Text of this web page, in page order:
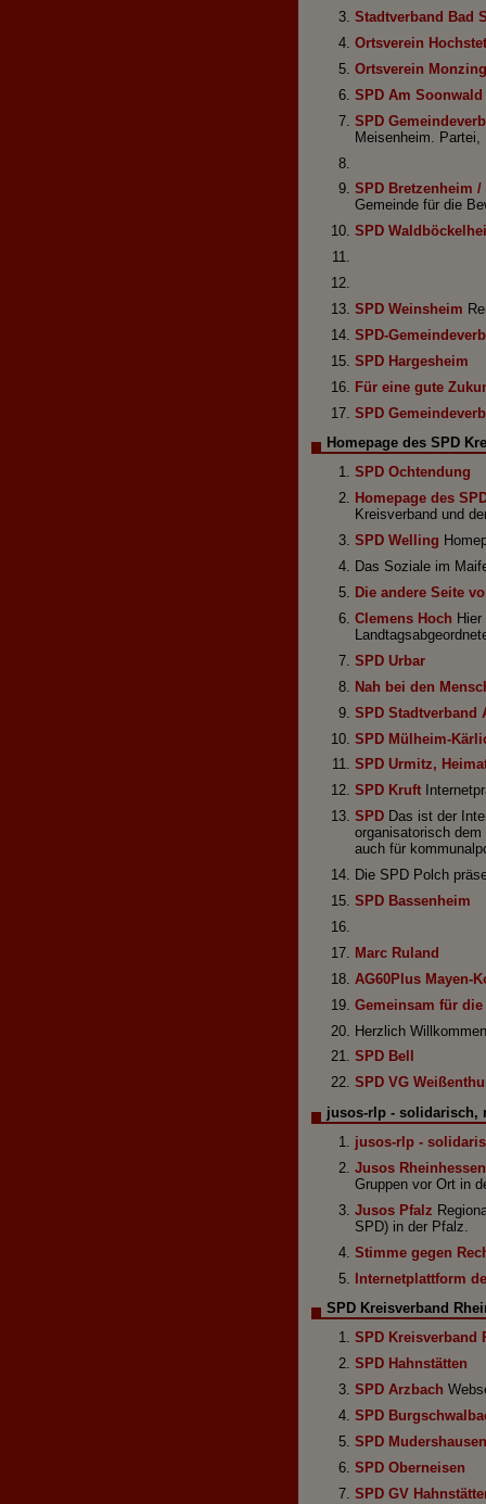
Stadtverband Bad
Ortsverein
Ortsverein
SPD Am Soonwald
SPD
Meisenheim. Partei,
SPD Bretzenheim /
Gemeinde für die
SPD
SPD Weinsheim
SPD-
SPD Hargesheim
Für eine gute
SPD
Homepage des SPD
SPD Ochtendung
Homepage des
Kreisverband und
SPD Welling
Das Soziale im
Die andere Seite
Clemens Hoch
SPD Urbar
Nah bei den
SPD Stadtverband
SPD Mülheim-
SPD Urmitz,
SPD Kruft
SPD Das ist der
organisatorisch
auch für
Die SPD Polch
SPD Bassenheim
Marc Ruland
AG60Plus Mayen-
Gemeinsam für
Herzlich
SPD Bell
SPD VG
jusos-rlp - solidarisch,
jusos-rlp -
Jusos Rheinhessen
Gruppen vor Ort in
Jusos Pfalz
SPD) in der Pfalz.
Stimme gegen
Internetplattform
SPD Kreisverband
SPD Kreisverband
SPD Hahnstätten
SPD Arzbach
SPD
SPD Mudershausen
SPD Oberneisen
SPD GV